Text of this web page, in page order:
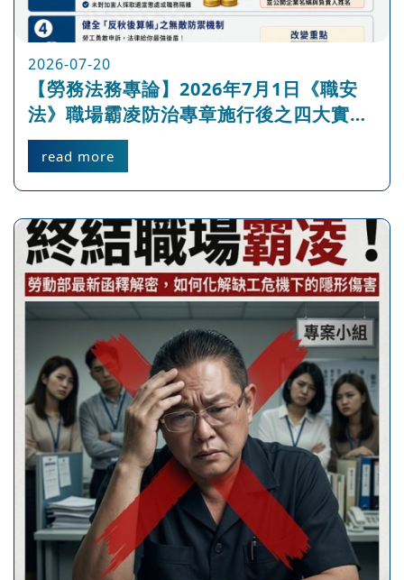
2026-07-20
【勞務法務專論】2026年7月1日《職安
法》職場霸凌防治專章施行後之四大實質
改變：深析企業合規風險與勞工維權新紀
元read more